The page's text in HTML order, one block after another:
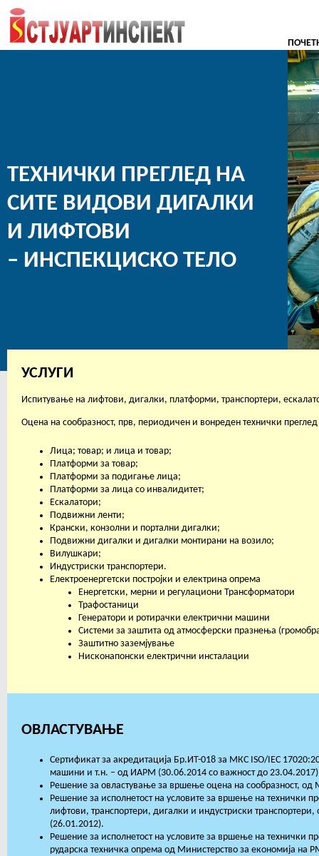
ТЕХНИЧКИ ПРЕГЛЕД НА
СИТЕ ВИДОВИ ДИГАЛКИ
И ЛИФТОВИ
– ИНСПЕКЦИСКО ТЕЛО
УСЛУГИ
Испитување на лифтови, дигалки, платформи, транспортери,
Оцена на сообразност, прв, периодичен и вонреден технички
Лица; товар; и лица и товар;
Платформи за товар;
Платформи за подигање лица;
Платформи за лица со инвалидитет;
Ескалатори;
Подвижни ленти;
Крански, конзолни и портални дигалки;
Подвижни дигалки и дигалки монтирани на возило;
Вилушкари;
Индустриски транспортери.
Електроенергетски постројки и електрина опрема
Енергетски, мерни и регулациони Трансформатори
Трафостаници
Генератори и ротирачки електрични машини
Системи за заштита од атмосферски празнења
Заштитно заземјување
Нисконапонски електрични инсталации
ОВЛАСТУВАЊЕ
Сертификат за акредитација Бр.ИТ-018 за МКС ISO/IEC
машини и т.н. – од ИАРМ (30.06.2014 со важност до
Решение за овластување за вршење оцена на сообразност,
Решение за исполнетост на условите за вршење на технички
лифтови, транспортери, дигалки и индустриски
(26.01.2012).
Решение за исполнетост на условите за вршење на технички
рударска техничка опрема од Министерство за економија на